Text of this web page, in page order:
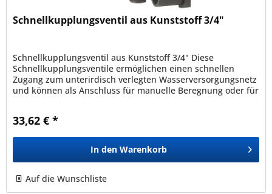
Schnellkupplungsventil aus Kunststoff 3/4"
Schnellkupplungsventil aus Kunststoff 3/4" Diese
Schnellkupplungsventile ermöglichen einen schnellen
Zugang zum unterirdisch verlegten Wasserversorgungsnetz
und können als Anschluss für manuelle Beregnung oder für
33,62 € *
In den Warenkorb
Auf die Wunschliste